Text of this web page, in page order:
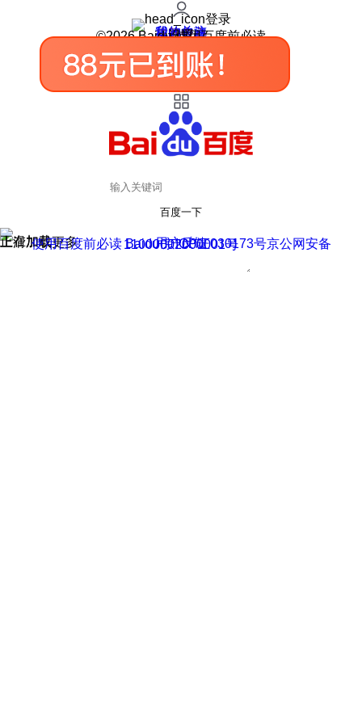
登录
我的关注
我的收藏
皮肤中心
用户反馈
设置
©2026 Baidu 使用百度前必读
百度一下
正在加载
上滑加载更多 用户反馈
使用百度前必读 Baidu 京ICP证030173号
京公网安备11000002000001号